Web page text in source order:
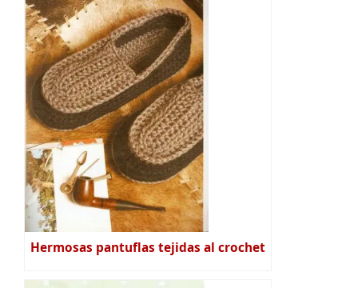
Hermosas pantuflas tejidas al crochet